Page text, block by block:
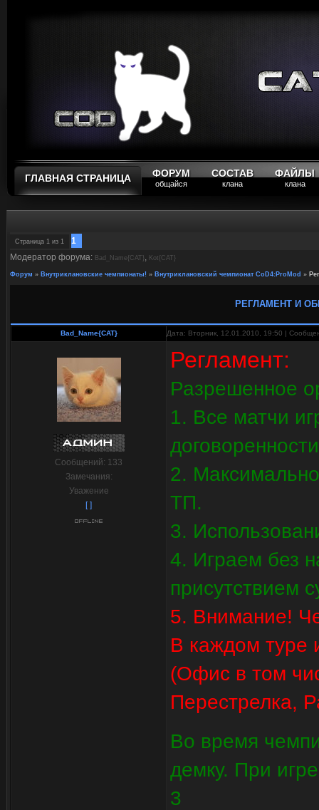
ГЛАВНАЯ СТРАНИЦА ФОРУМ
общайся
СОСТАВ
клана
ФАЙЛЫ
клана
Страница 1 из 1
1
Модератор форума: Bad_Name{CAT}, Kot{CAT}
Форум » Внутриклановские чемпионаты! » Внутриклановский чемпионат CoD4:ProMod »
РЕГЛАМЕНТ И
Bad_Name{CAT} Дата: Вторник, 12.01.2010, 19:50 |
Сообщений: 133
Замечания:
Уважение
[ ]
Регламент:
Разрешенное
1. Все матчи
2.
ТП.
3.
4. Играем без
присутствием
5. Внимание!
В каждом туре
(Офис в том
Перестрелка,
Во время
демку. При
3